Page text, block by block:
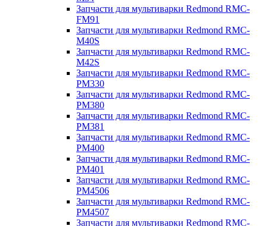
Запчасти для мультиварки Redmond RMC-
FM91
Запчасти для мультиварки Redmond RMC-
M40S
Запчасти для мультиварки Redmond RMC-
M42S
Запчасти для мультиварки Redmond RMC-
PM330
Запчасти для мультиварки Redmond RMC-
PM380
Запчасти для мультиварки Redmond RMC-
PM381
Запчасти для мультиварки Redmond RMC-
PM400
Запчасти для мультиварки Redmond RMC-
PM401
Запчасти для мультиварки Redmond RMC-
PM4506
Запчасти для мультиварки Redmond RMC-
PM4507
Запчасти для мультиварки Redmond RMC-